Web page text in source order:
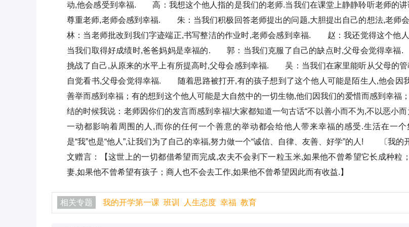
动,他会感受到幸福. 高：我想这个他人指的是我们的老师.当我们在课堂上静静聆听老师的讲
尊重老师,老师会感到幸福. 朱：当我们积极回答老师提出的问题,大胆提出自己的想法,老
林：当老师批改到我们字迹端正,书写整洁的作业时,老师会感到幸福. 赵：我还觉得这个他
当我们取得好成绩时,爸爸妈妈是幸福的. 郭：当我们克服了自己的缺点时,父母会觉得幸
挑战了自己,从原来的水平上有所提高时,父母会感到幸福. 吴：当我们在家里能听从父母的管
自觉看书,父母会觉得幸福. 随着思路被打开,有的孩子想到了这个他人可能是陌生人,他会因
善举而感到幸福；有的想到这个他人可能是大自然中的一切生物,他们因我们的爱惜而感到
结的时候我说：老师因你们的发言而感到幸福!大家都知道一句古话“不以善小而不为,不以恶小而
一动都影响着周围的人,而你的任何一个善意的举动都会给他人带来幸福的感受.生活在一
是“我”也是“他人”,让我们为了自己的幸福,努力做一个“诚信、自律、友善、好学”的人! 〔我的
文赠言：【这世上的一切都借希望而完成,农夫不会剥下一粒玉米,如果他不曾希望它长成种粒
妻,如果他不曾希望有孩子；商人也不会去工作,如果他不曾希望因此而有收益.】
相关专题 我的开学第一课 班训 人生态度 幸福 教育